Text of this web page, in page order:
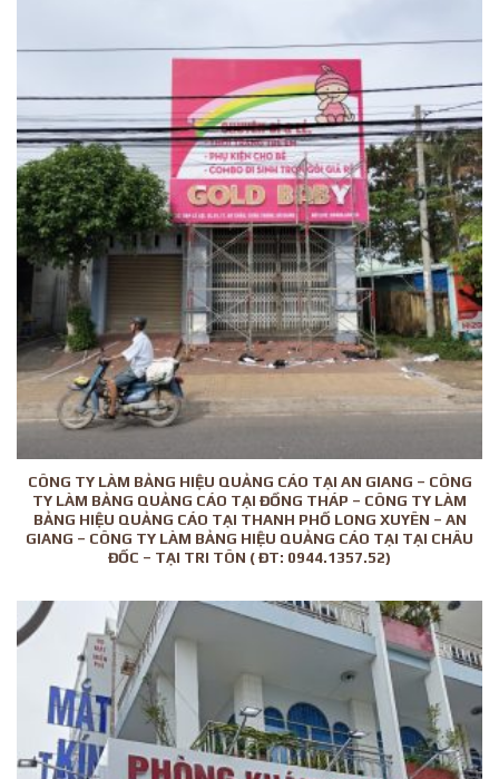
CÔNG TY LÀM BẢNG HIỆU QUẢNG CÁO TẠI AN GIANG – CÔNG
TY LÀM BẢNG QUẢNG CÁO TẠI ĐỒNG THÁP – CÔNG TY LÀM
BẢNG HIỆU QUẢNG CÁO TẠI THANH PHỐ LONG XUYÊN – AN
GIANG – CÔNG TY LÀM BẢNG HIỆU QUẢNG CÁO TẠI TẠI CHÂU
ĐỐC – TẠI TRI TÔN ( ĐT: 0944.1357.52)